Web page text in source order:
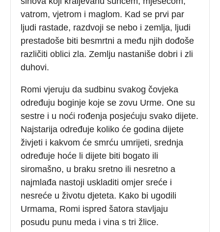
vatrom, vjetrom i maglom. Kad se prvi par
ljudi rastade, razdvoji se nebo i zemlja, ljudi
prestadoše biti besmrtni a među njih dođoše
različiti oblici zla. Zemlju nastaniše dobri i zli
duhovi.
Romi vjeruju da sudbinu svakog čovjeka
određuju boginje koje se zovu Urme. One su
sestre i u noći rođenja posjećuju svako dijete.
Najstarija određuje koliko će godina dijete
živjeti i kakvom će smrću umrijeti, srednja
određuje hoće li dijete biti bogato ili
siromašno, u braku sretno ili nesretno a
najmlađa nastoji uskladiti omjer sreće i
nesreće u životu djeteta. Kako bi ugodili
Urmama, Romi ispred šatora stavljaju
posudu punu meda i vina s tri žlice.